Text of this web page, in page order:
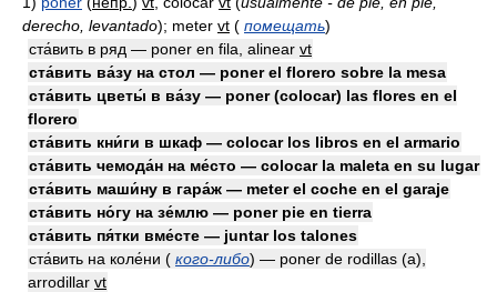
derecho, levantado); meter vt ( помещать)
ста́вить в ряд — poner en fila, alinear vt
ста́вить ва́зу на стол — poner el florero sobre la mesa
ста́вить цветы́ в ва́зу — poner (colocar) las flores en el
florero
ста́вить кни́ги в шкаф — colocar los libros en el armario
ста́вить чемода́н на ме́сто — colocar la maleta en su lugar
ста́вить маши́ну в гара́ж — meter el coche en el garaje
ста́вить но́гу на зе́млю — poner pie en tierra
ста́вить пя́тки вме́сте — juntar los talones
ста́вить на коле́ни ( кого-либо) — poner de rodillas (a),
arrodillar vt